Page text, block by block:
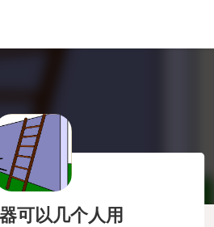
可以几个人用